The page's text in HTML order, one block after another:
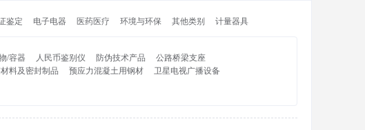
鉴定 电子电器 医药医疗 环境与环保 其他类别 计量器具
/容器 人民币鉴别仪 防伪技术产品
公路桥梁支座
料及密封制品 预应力混凝土用钢材
卫星电视广播设备